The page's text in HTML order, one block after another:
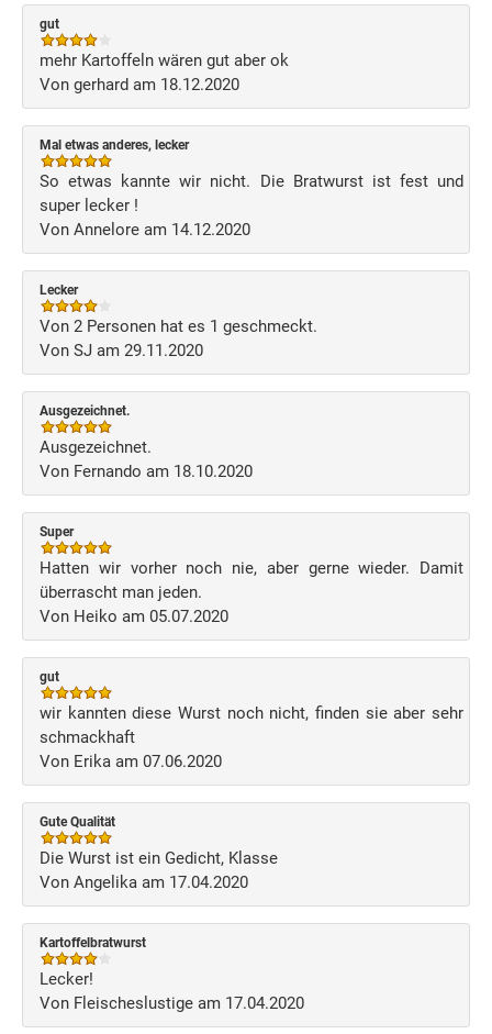
gut
mehr Kartoffeln wären gut aber ok
Von gerhard am 18.12.2020
Mal etwas anderes, lecker
So etwas kannte wir nicht. Die Bratwurst ist fest und
super lecker !
Von Annelore am 14.12.2020
Lecker
Von 2 Personen hat es 1 geschmeckt.
Von SJ am 29.11.2020
Ausgezeichnet.
Ausgezeichnet.
Von Fernando am 18.10.2020
Super
Hatten wir vorher noch nie, aber gerne wieder. Damit
überrascht man jeden.
Von Heiko am 05.07.2020
gut
wir kannten diese Wurst noch nicht, finden sie aber sehr
schmackhaft
Von Erika am 07.06.2020
Gute Qualität
Die Wurst ist ein Gedicht, Klasse
Von Angelika am 17.04.2020
Kartoffelbratwurst
Lecker!
Von Fleischeslustige am 17.04.2020